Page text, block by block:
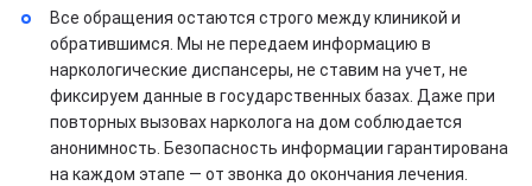
Все обращения остаются строго между клиникой и
обратившимся. Мы не передаем информацию в
наркологические диспансеры, не ставим на учет, не
фиксируем данные в государственных базах. Даже при
повторных вызовах нарколога на дом соблюдается
анонимность. Безопасность информации гарантирована
на каждом этапе — от звонка до окончания лечения.